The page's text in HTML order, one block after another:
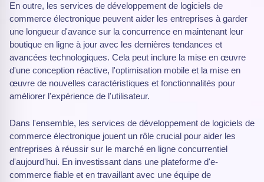
En outre, les services de développement de logiciels de
commerce électronique peuvent aider les entreprises à garder
une longueur d'avance sur la concurrence en maintenant leur
boutique en ligne à jour avec les dernières tendances et
avancées technologiques. Cela peut inclure la mise en œuvre
d'une conception réactive, l'optimisation mobile et la mise en
œuvre de nouvelles caractéristiques et fonctionnalités pour
améliorer l'expérience de l'utilisateur.
Dans l'ensemble, les services de développement de logiciels de
commerce électronique jouent un rôle crucial pour aider les
entreprises à réussir sur le marché en ligne concurrentiel
d'aujourd'hui. En investissant dans une plateforme d'e-
commerce fiable et en travaillant avec une équipe de